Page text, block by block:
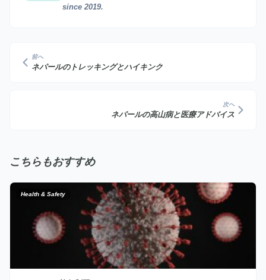
since 2019.
前へ
ネパールのトレッキングとハイキング
次へ
ネパールの高山病と医療アドバイス
こちらもおすすめ
Health & Safety